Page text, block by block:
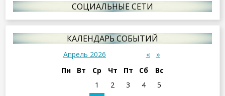
СОЦИАЛЬНЫЕ СЕТИ
КАЛЕНДАРЬ СОБЫТИЙ
«
Апрель 2026 »
Пн Вт Ср Чт Пт Сб
Вс
1
2 3 4
5